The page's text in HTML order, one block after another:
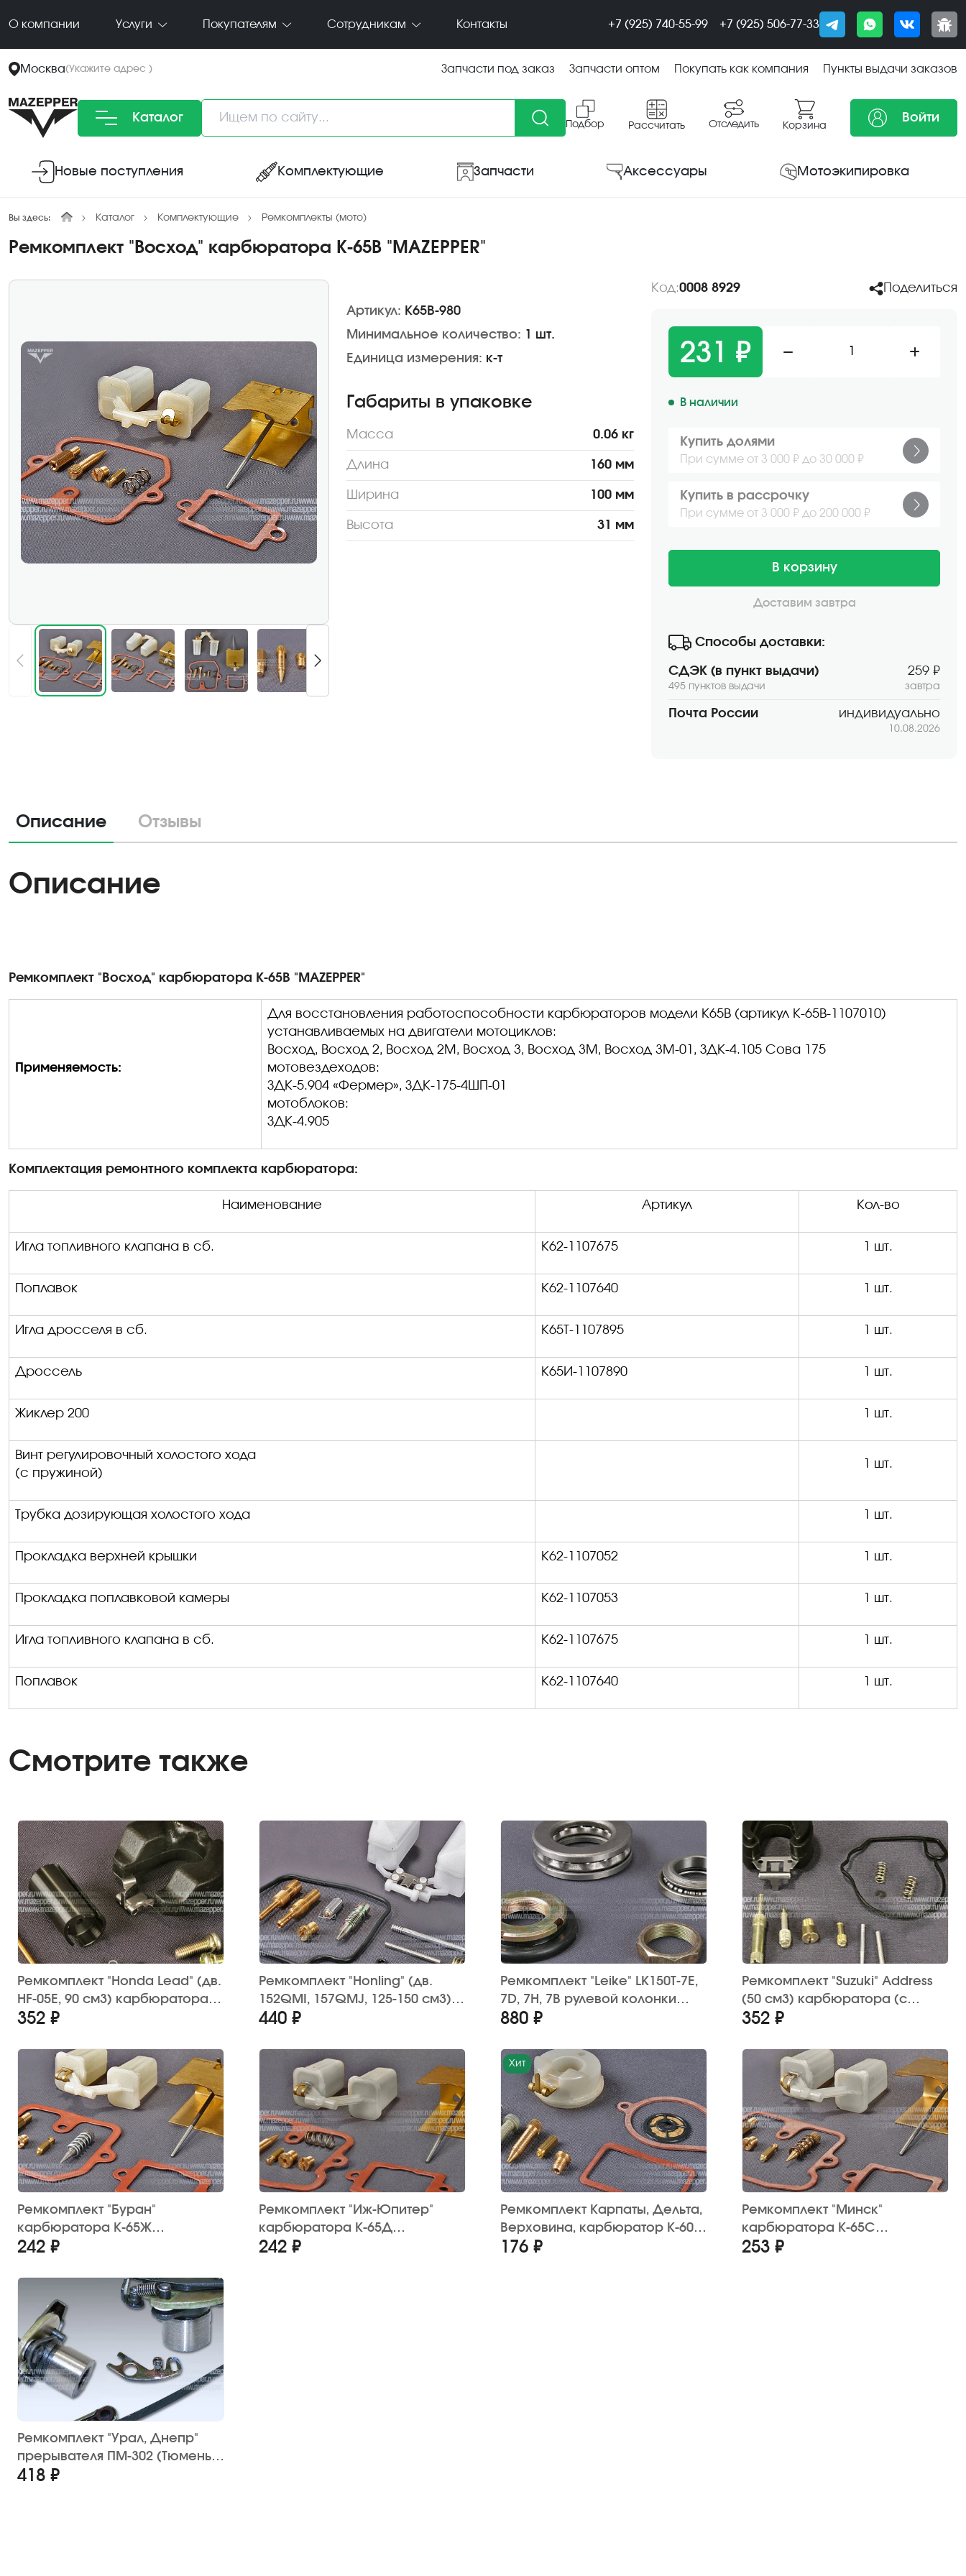
О компании Услуги Покупателям Сотрудникам Контакты +7 (925) 740-55-99 +7 (925) 506-77-33
Москва(Укажите адрес ) Запчасти под заказ Запчасти оптом Покупать как компания Пункты выдачи заказов
Каталог
Подбор Рассчитать Отследить Корзина
Войти
Новые поступления Комплектующие Запчасти Аксессуары Мотоэкипировка
Вы здесь: Каталог Комплектующие Ремкомплекты (мото)
Ремкомплект "Восход" карбюратора К-65В "MAZEPPER"
Артикул: К65В-980
Минимальное количество: 1 шт.
Единица измерения: к-т
Габариты в упаковке
Масса 0.06 кг
Длина 160 мм
Ширина 100 мм
Высота 31 мм
Код:0008 8929 Поделиться
231 ₽ 1
В наличии
Купить долями
При сумме от 3 000 ₽ до 30 000 ₽
Купить в рассрочку
При сумме от 3 000 ₽ до 200 000 ₽
В корзину
Доставим завтра
Способы доставки:
СДЭК (в пункт выдачи)
495 пунктов выдачи
259 ₽
завтра
Почта России индивидуально
10.08.2026
Описание Отзывы
Описание
Ремкомплект "Восход" карбюратора К-65В "MAZEPPER"
Применяемость:
Для восстановления работоспособности карбюраторов модели К65В (артикул К-65В-1107010)
устанавливаемых на двигатели мотоциклов:
Восход, Восход 2, Восход 2М, Восход 3, Восход 3М, Восход 3М-01, ЗДК-4.105 Сова 175
мотовездеходов:
ЗДК-5.904 «Фермер», ЗДК-175-4ШП-01
мотоблоков:
ЗДК-4.905
Комплектация ремонтного комплекта карбюратора:
Наименование Артикул Кол-во
Игла топливного клапана в сб. К62-1107675 1 шт.
Поплавок К62-1107640 1 шт.
Игла дросселя в сб. К65Т-1107895 1 шт.
Дроссель К65И-1107890 1 шт.
Жиклер 200 1 шт.
Винт регулировочный холостого хода
(с пружиной)
1 шт.
Трубка дозирующая холостого хода 1 шт.
Прокладка верхней крышки К62-1107052 1 шт.
Прокладка поплавковой камеры К62-1107053 1 шт.
Игла топливного клапана в сб. К62-1107675 1 шт.
Поплавок К62-1107640 1 шт.
Смотрите также
Ремкомплект "Honda Lead" (дв.
HF-05E, 90 см3) карбюратора
(c поплавком)
352 ₽
Ремкомплект "Honling" (дв.
152QMI, 157QMJ, 125-150 см3)
карбюратора PD24J с
440 ₽
Ремкомплект "Leike" LK150T-7E,
7D, 7H, 7B рулевой колонки
(подшипник - 2 шт. гайка - 2
880 ₽
Ремкомплект "Suzuki" Address
(50 см3) карбюратора (с
поплавком)
352 ₽
Ремкомплект "Буран"
карбюратора К-65Ж
"MAZEPPER"
242 ₽
Ремкомплект "Иж-Юпитер"
карбюратора К-65Д
"MAZEPPER"
242 ₽
Хит
Ремкомплект Карпаты, Дельта,
Верховина, карбюратор К-60В,
мотокультиватор Крот,
176 ₽
Ремкомплект "Минск"
карбюратора К-65С
“MAZEPPER”
253 ₽
Ремкомплект "Урал, Днепр"
прерывателя ПМ-302 (Тюмень)
с контактами
418 ₽